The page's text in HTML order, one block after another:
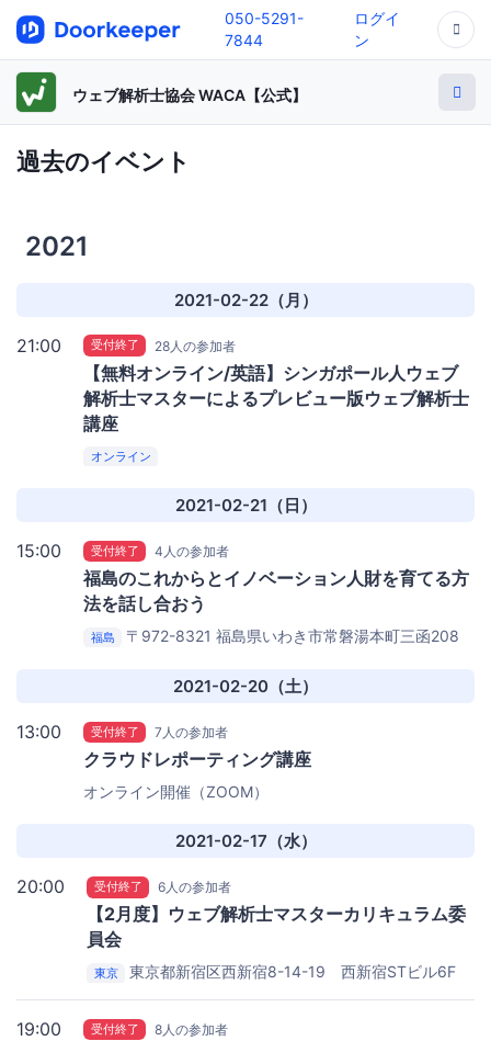
050-5291-
7844
ログイ
ン
ウェブ解析士協会 WACA【公式】
過去のイベント
2021
2021-02-22（月）
21:00 受付終了 28人の参加者
【無料オンライン/英語】シンガポール人ウェブ
解析士マスターによるプレビュー版ウェブ解析士
講座
オンライン
2021-02-21（日）
15:00 受付終了 4人の参加者
福島のこれからとイノベーション人財を育てる方
法を話し合おう
福島
〒972-8321 福島県いわき市常磐湯本町三函208
2021-02-20（土）
13:00 受付終了 7人の参加者
クラウドレポーティング講座
オンライン開催（ZOOM）
2021-02-17（水）
20:00 受付終了 6人の参加者
【2月度】ウェブ解析士マスターカリキュラム委
員会
東京
東京都新宿区西新宿8-14-19 西新宿STビル6F
19:00 受付終了 8人の参加者